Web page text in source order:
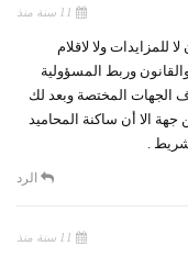
للمزايدات ولا لاقلام
وربط المسؤولية
الجهات المختصة وبعد لك
الا أن ساكنة المحاميد
.
الرد